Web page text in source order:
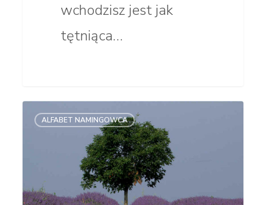
wchodzisz jest jak
tętniąca…
Jaki
mam
ALFABET NAMINGOWCA